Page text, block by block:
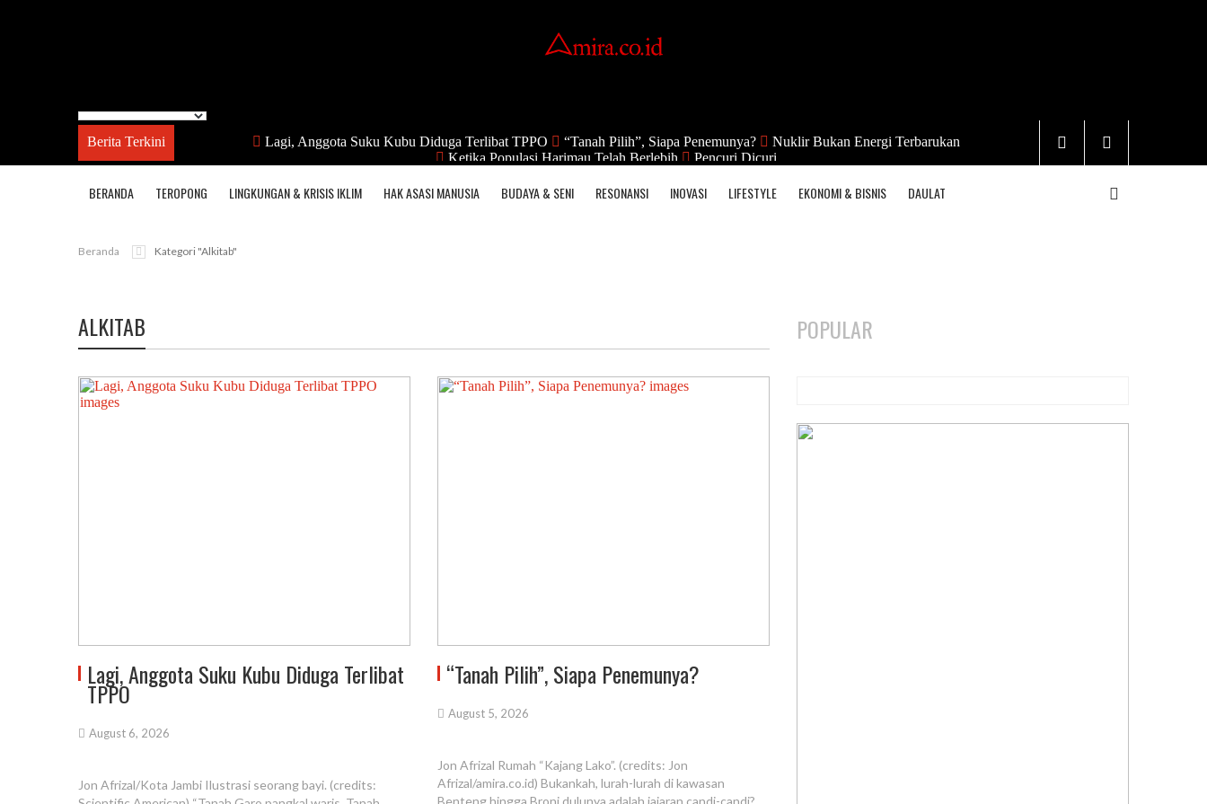
Berita Terkini Lagi, Anggota Suku Kubu Diduga Terlibat TPPO “Tanah Pilih”, Siapa Penemunya?
Nuklir Bukan Energi Terbarukan
Ketika Populasi Harimau Telah Berlebih
Pencuri Dicuri
BERANDA TEROPONG LINGKUNGAN & KRISIS IKLIM HAK ASASI MANUSIA BUDAYA & SENI RESONANSI INOVASI LIFESTYLE EKONOMI & BISNIS DAULAT
Beranda Kategori "alkitab"
ALKITAB
Lagi, Anggota Suku Kubu Diduga Terlibat
TPPO
August 6, 2026
Jon Afrizal/Kota Jambi Ilustrasi seorang bayi. (credits:
“Tanah Pilih”, Siapa Penemunya?
August 5, 2026
Jon Afrizal Rumah “Kajang Lako”. (credits: Jon
Afrizal/amira.co.id) Bukankah, lurah-lurah di kawasan
POPULAR